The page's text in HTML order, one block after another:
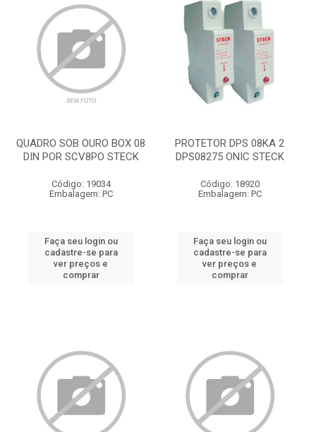
QUADRO SOB OURO BOX 08
DIN POR SCV8PO STECK
Código: 19034
Embalagem: PC
Faça seu login ou
cadastre-se para
ver preços e
comprar
PROTETOR DPS 08KA 2
DPS08275 ONIC STECK
Código: 18920
Embalagem: PC
Faça seu login ou
cadastre-se para
ver preços e
comprar